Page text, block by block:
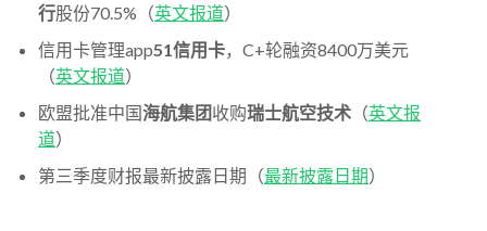
行股份70.5%（英文报道）
信用卡管理app51信用卡，C+轮融资8400万美元
（英文报道）
欧盟批准中国海航集团收购瑞士航空技术 （英文报
道）
第三季度财报最新披露日期（最新披露日期）